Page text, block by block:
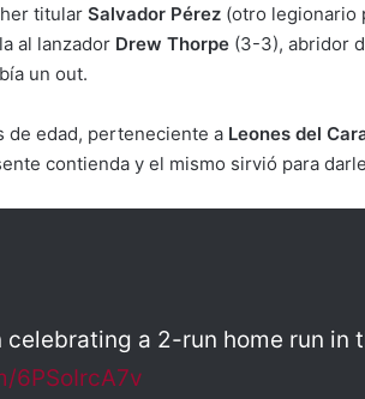
titular Salvador Pérez (otro legionario
al lanzador Drew Thorpe (3-3), abridor
un out.
de edad, perteneciente a Leones del
contienda y el mismo sirvió para
celebrating a 2-run home run
6PSoIrcA7v